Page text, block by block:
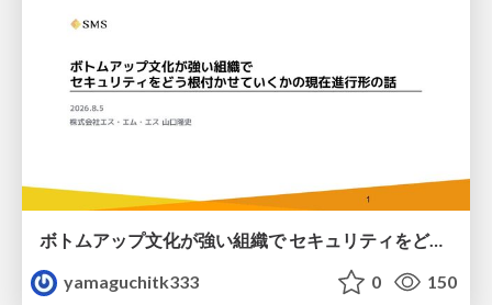
ボトムアップ文化が強い組織で セキュリティをどう根付かせていくかの現在進行形の話 / Making Security Stick in a Bottom-Up Organization
yamaguchitk333
0 150